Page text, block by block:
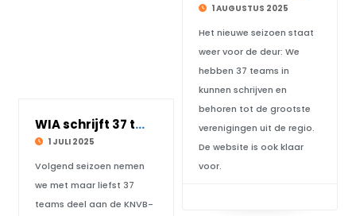
1 AUGUSTUS 2025
Het nieuwe seizoen staat
weer voor de deur: We
hebben 37 teams in
kunnen schrijven en
behoren tot de grootste
verenigingen uit de regio.
De website is ook klaar
voor.
WIA schrijft 37 teams in voor zaalvoetbalseiz
1 JULI 2025
Volgend seizoen nemen
we met maar liefst 37
teams deel aan de KNVB-